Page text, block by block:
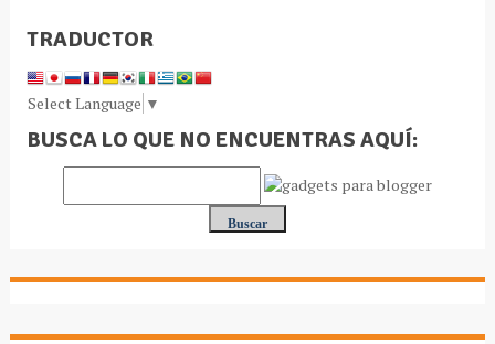
TRADUCTOR
Select Language ▼
BUSCA LO QUE NO ENCUENTRAS AQUÍ: